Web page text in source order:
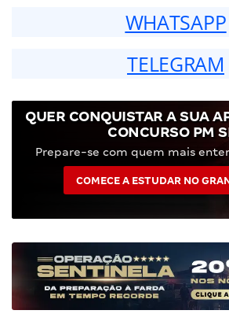
WHATSAPP
TELEGRAM
QUER CONQUISTAR A SUA
CONCURSO PM
Prepare-se com quem mais
COMECE A ESTUDAR NO